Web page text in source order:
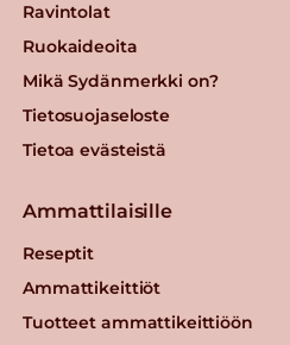
Ravintolat
Ruokaideoita
Mikä Sydänmerkki on?
Tietosuojaseloste
Tietoa evästeistä
Ammattilaisille
Reseptit
Ammattikeittiöt
Tuotteet ammattikeittiöön